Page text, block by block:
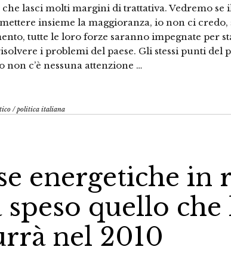
che lasci molti margini di trattativa. Vedremo se
insieme la maggioranza, io non ci
tutte le loro forze saranno impegnate per
i problemi del paese. Gli stessi punti del
non c’è nessuna attenzione …
/politica italiana
energetiche in
speso quello
nel 2010